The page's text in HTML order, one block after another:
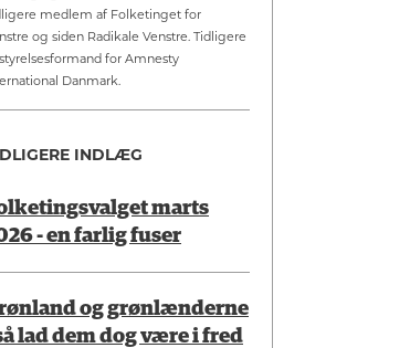
medlem af Folketinget for
og siden Radikale Venstre. Tidligere
for Amnesty
Danmark.
INDLÆG
marts
- en farlig fuser
og grønlænderne
lad dem dog være i fred